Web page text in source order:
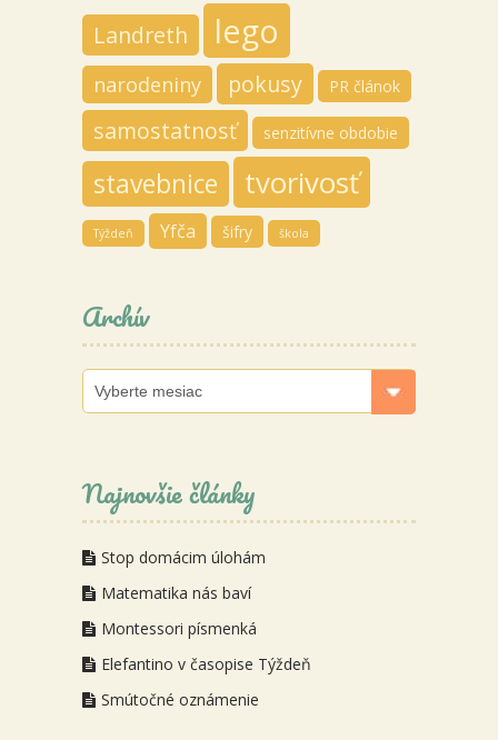
Landreth lego
narodeniny pokusy PR článok
samostatnosť senzitívne obdobie
stavebnice tvorivosť
Týždeň Yfča šifry škola
Archív
Archív
Najnovšie články
Stop domácim úlohám
Matematika nás baví
Montessori písmenká
Elefantino v časopise Týždeň
Smútočné oznámenie